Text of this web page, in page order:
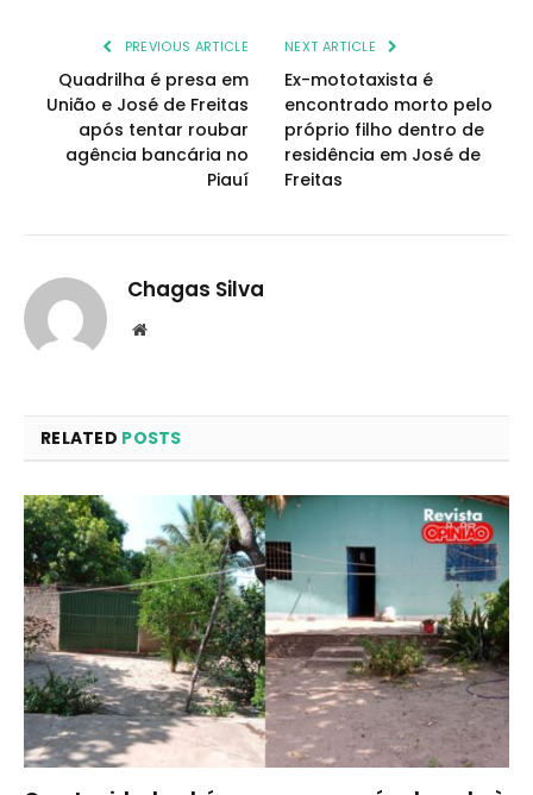
PREVIOUS ARTICLE
Quadrilha é presa em
União e José de Freitas
após tentar roubar
agência bancária no
Piauí
NEXT ARTICLE
Ex-mototaxista é
encontrado morto pelo
próprio filho dentro de
residência em José de
Freitas
Chagas Silva
Website
RELATED POSTS